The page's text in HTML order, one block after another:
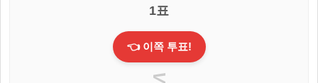
1표
👈 이쪽 투표!